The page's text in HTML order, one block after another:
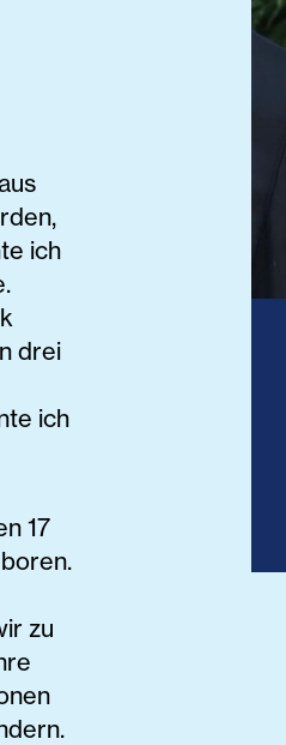
ich
drei
ich
17
zu